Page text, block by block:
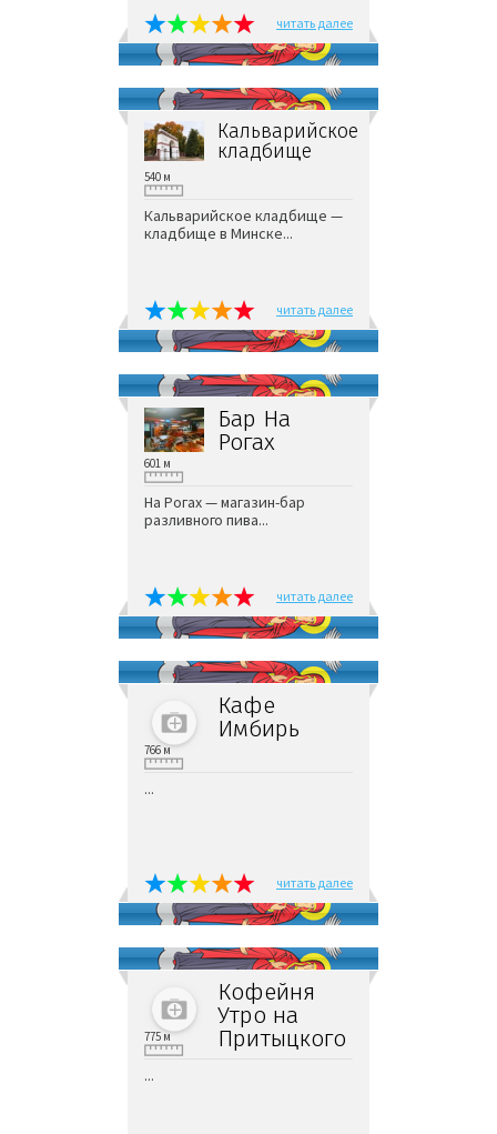
читать далее
Кальварийское
кладбище
540 м
Кальварийское кладбище —
кладбище в Минске...
читать далее
Бар На
Рогах
601 м
На Рогах — магазин-бар
разливного пива...
читать далее
Кафе
Имбирь
766 м
...
читать далее
Кофейня
Утро на
Притыцкого
775 м
...